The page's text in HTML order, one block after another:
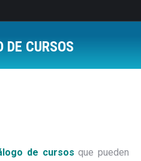
DE CURSOS
de cursos que pueden